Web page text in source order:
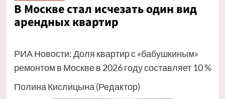
В Москве стал исчезать один вид
арендных квартир
РИА Новости: Доля квартир с «бабушкиным»
ремонтом в Москве в 2026 году составляет 10 %
Полина Кислицына (Редактор)